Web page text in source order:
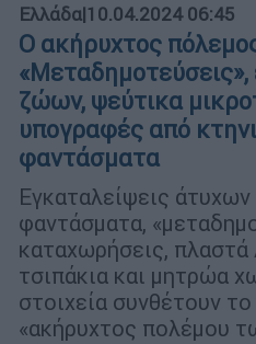
Ελλάδα|10.04.2024 06:45
Ο ακήρυχτος
«Μεταδημοτεύσεις»,
ζώων, ψεύτικα
υπογραφές από
φαντάσματα
Εγκαταλείψεις
φαντάσματα,
καταχωρήσεις,
τσιπάκια και μητρώα
στοιχεία συνθέτουν
«ακήρυχτος πολέμου